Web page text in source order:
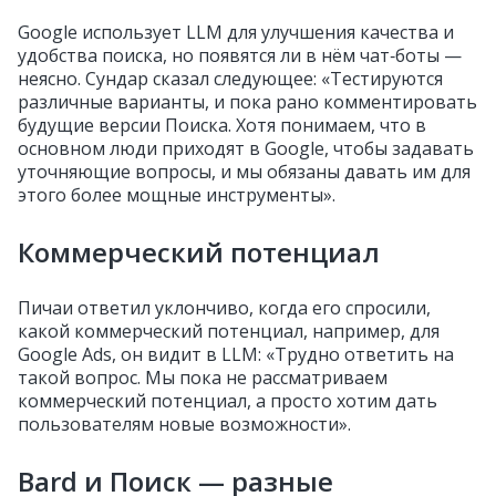
Google использует LLM для улучшения качества и
удобства поиска, но появятся ли в нём чат‑боты —
неясно. Сундар сказал следующее: «Тестируются
различные варианты, и пока рано комментировать
будущие версии Поиска. Хотя понимаем, что в
основном люди приходят в Google, чтобы задавать
уточняющие вопросы, и мы обязаны давать им для
этого более мощные инструменты».
Коммерческий потенциал
Пичаи ответил уклончиво, когда его спросили,
какой коммерческий потенциал, например, для
Google Ads, он видит в LLM: «Трудно ответить на
такой вопрос. Мы пока не рассматриваем
коммерческий потенциал, а просто хотим дать
пользователям новые возможности».
Bard и Поиск — разные